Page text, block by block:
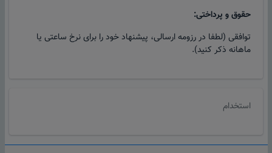
حقوق و پرداختی:
توافقی (لطفا در رزومه ارسالی، پیشنهاد خود را برای نرخ ساعتی یا
ماهانه ذکر کنید).
استخدام